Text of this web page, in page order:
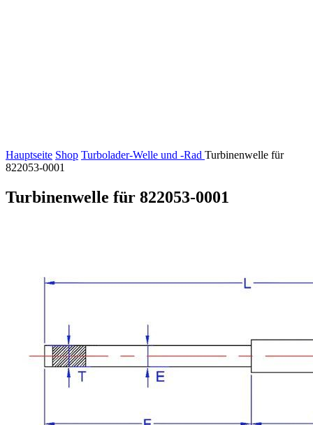
Hauptseite Shop Turbolader-Welle und -Rad Turbinenwelle für
822053-0001
Turbinenwelle für 822053-0001